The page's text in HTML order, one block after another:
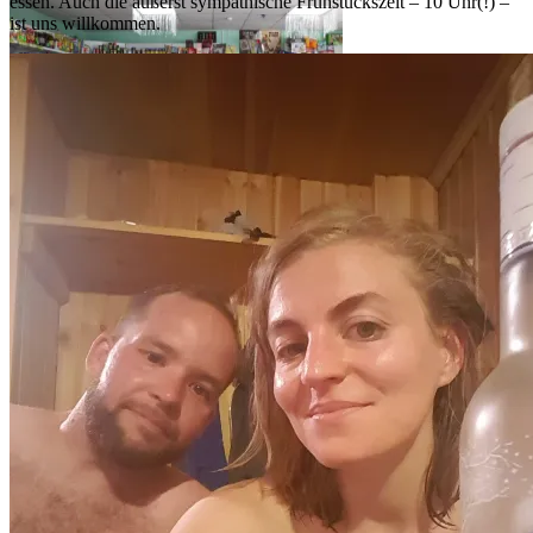
Der Greißler unseres Vertrauens
ist uns willkommen.